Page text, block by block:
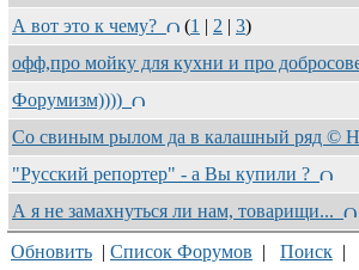
А вот это к чему?
(1 | 2 | 3)
офф,про мойку для кухни и про
Форумизм))))
Со свиным рылом да в калашный ряд ©
"Русский репортер" - а Вы купили ?
А я не замахнуться ли нам, товарищи...
Обновить | Список Форумов | Поиск |